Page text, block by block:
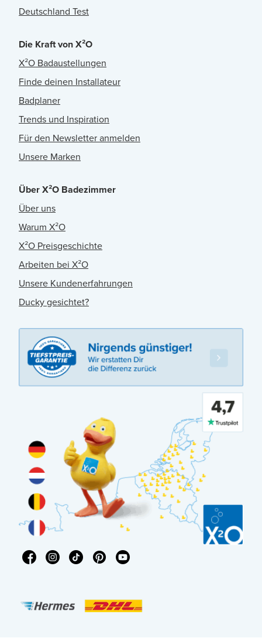
Deutschland Test
Die Kraft von X²O
X²O Badaustellungen
Finde deinen Installateur
Badplaner
Trends und Inspiration
Für den Newsletter anmelden
Unsere Marken
Über X²O Badezimmer
Über uns
Warum X²O
X²O Preisgeschichte
Arbeiten bei X²O
Unsere Kundenerfahrungen
Ducky gesichtet?